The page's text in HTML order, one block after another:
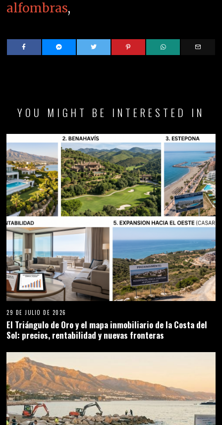
alfombras,
YOU MIGHT BE INTERESTED IN
29 DE JULIO DE 2026
El Triángulo de Oro y el mapa inmobiliario de la Costa del
Sol: precios, rentabilidad y nuevas fronteras